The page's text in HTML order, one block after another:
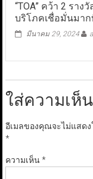
“TOA” คว้า 2 รา
บริโภคเชื่อมั่นมาก
มีนาคม 29, 2024
ใส่ความเห็น
อีเมลของคุณจะไม่แสด
*
ความเห็น*